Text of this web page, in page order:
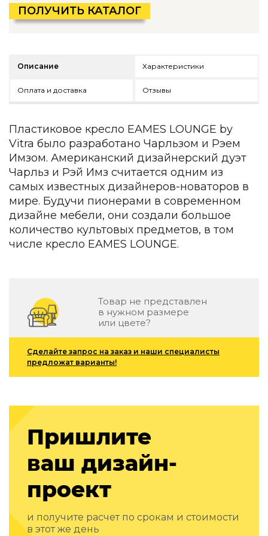
Зеленые стены
Дизайнерские кальяны
Подбор, производство и комплектация по вашему
Стены
Акустические панели
Стеновые декоративные панели
для террас
Террасные и фасадные системы
Биоклиматические перголы
Камень
Изделия из натурального мрамора и камня
Все категории товаров
Бренды
Реализованные проекты
ПОЛУЧИТЬ КАТАЛОГ
Описание Характеристики
Оплата и доставка Отзывы
Пластиковое кресло EAMES LOUNGE by
Vitra было разработано Чарльзом и Рэем
Имзом. Американский дизайнерский дуэт
Чарльз и Рэй Имз считается одним из
самых известных дизайнеров-новаторов в
мире. Будучи пионерами в современном
дизайне мебели, они создали большое
количество культовых предметов, в том
числе кресло EAMES LOUNGE.
Товар не представлен
в нужном размере
или цвете?
Сделайте запрос на заказ и наши специалисты
предложат варианты!
Пришлите
ваш дизайн-
проект
и получите расчет по срокам и стоимости
в этот же день